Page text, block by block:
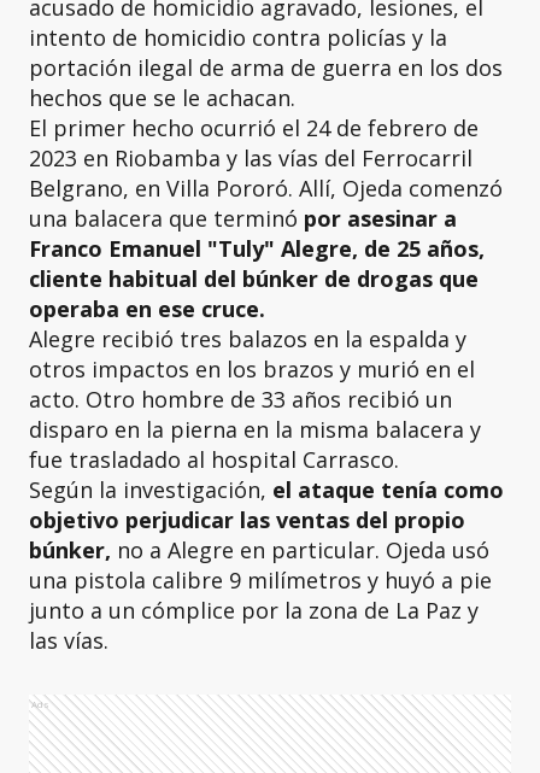
acusado de homicidio agravado, lesiones, el
intento de homicidio contra policías y la
portación ilegal de arma de guerra en los dos
hechos que se le achacan.
El primer hecho ocurrió el 24 de febrero de
2023 en Riobamba y las vías del Ferrocarril
Belgrano, en Villa Pororó. Allí, Ojeda comenzó
una balacera que terminó por asesinar a
Franco Emanuel "Tuly" Alegre, de 25 años,
cliente habitual del búnker de drogas que
operaba en ese cruce.
Alegre recibió tres balazos en la espalda y
otros impactos en los brazos y murió en el
acto. Otro hombre de 33 años recibió un
disparo en la pierna en la misma balacera y
fue trasladado al hospital Carrasco.
Según la investigación, el ataque tenía como
objetivo perjudicar las ventas del propio
búnker, no a Alegre en particular. Ojeda usó
una pistola calibre 9 milímetros y huyó a pie
junto a un cómplice por la zona de La Paz y
las vías.
Ads